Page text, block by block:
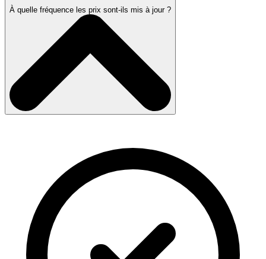
À quelle fréquence les prix sont-ils mis à jour ?